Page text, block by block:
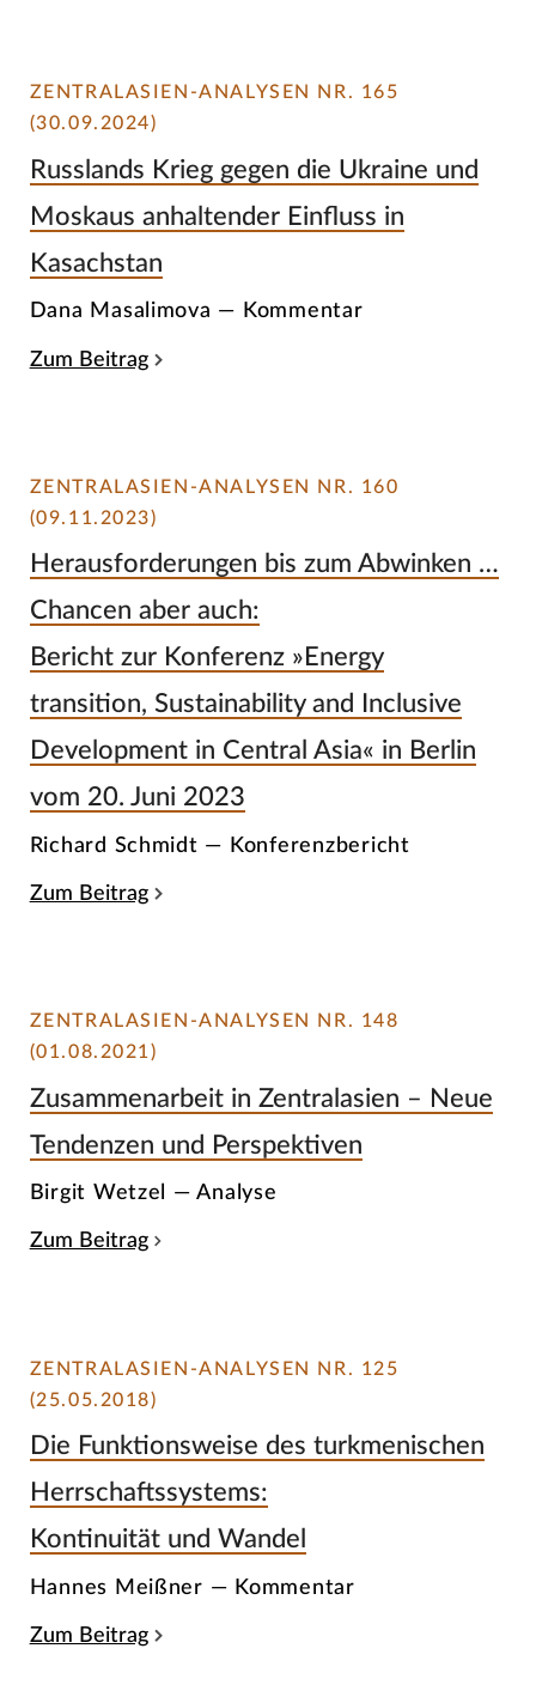
ZENTRALASIEN-ANALYSEN NR. 165
(30.09.2024)
Russlands Krieg gegen die Ukraine und
Moskaus anhaltender Einfluss in
Kasachstan
Dana Masalimova — Kommentar
Zum Beitrag
ZENTRALASIEN-ANALYSEN NR. 160
(09.11.2023)
Herausforderungen bis zum Abwinken …
Chancen aber auch:
Bericht zur Konferenz »Energy
transition, Sustainability and Inclusive
Development in Central Asia« in Berlin
vom 20. Juni 2023
Richard Schmidt — Konferenzbericht
Zum Beitrag
ZENTRALASIEN-ANALYSEN NR. 148
(01.08.2021)
Zusammenarbeit in Zentralasien – Neue
Tendenzen und Perspektiven
Birgit Wetzel — Analyse
Zum Beitrag
ZENTRALASIEN-ANALYSEN NR. 125
(25.05.2018)
Die Funktionsweise des turkmenischen
Herrschaftssystems:
Kontinuität und Wandel
Hannes Meißner — Kommentar
Zum Beitrag